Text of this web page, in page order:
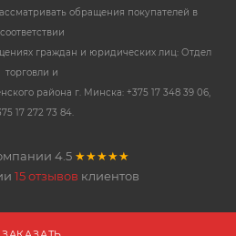
обращения покупателей в
соответствии
граждан и юридических лиц: Отдел
торговли и
района г. Минска: +375 17 348 39 06,
17 272 73 84.
4.5 ★★★★★
15 отзывов клиентов